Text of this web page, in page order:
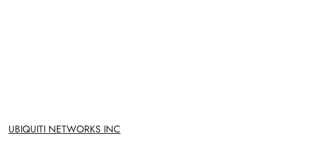
NAZWA
PRODUCENTA:
UBIQUITI NETWORKS INC